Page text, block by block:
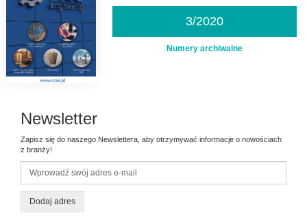
3/2020
Numery archiwalne
Newsletter
Zapisz się do naszego Newslettera, aby otrzymywać informacje o nowościach
z branży!
Dodaj adres